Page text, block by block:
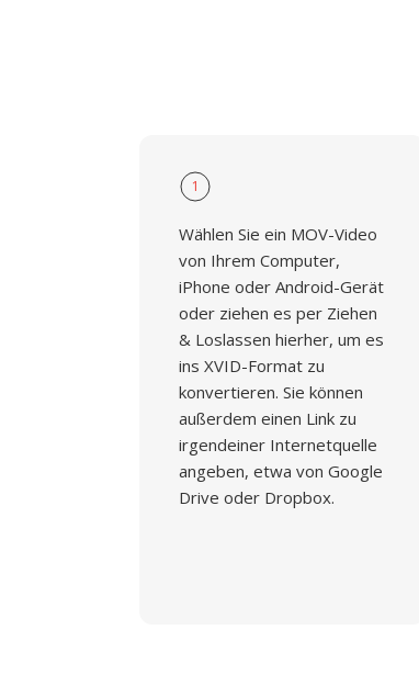
1
Wählen Sie ein MOV-Video
von Ihrem Computer,
iPhone oder Android-Gerät
oder ziehen es per Ziehen
& Loslassen hierher, um es
ins XVID-Format zu
konvertieren. Sie können
außerdem einen Link zu
irgendeiner Internetquelle
angeben, etwa von Google
Drive oder Dropbox.